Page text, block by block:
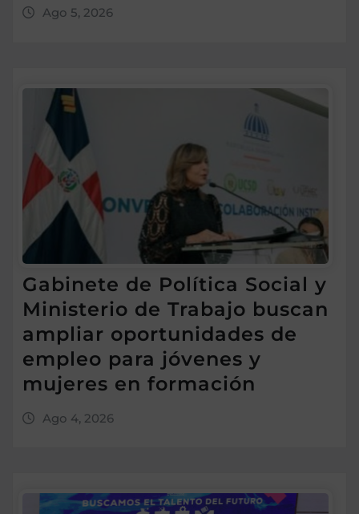
Ago 5, 2026
Gabinete de Política Social y
Ministerio de Trabajo buscan
ampliar oportunidades de
empleo para jóvenes y
mujeres en formación
Ago 4, 2026